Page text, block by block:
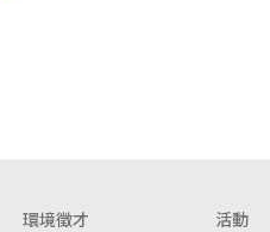
環境徵才 活動